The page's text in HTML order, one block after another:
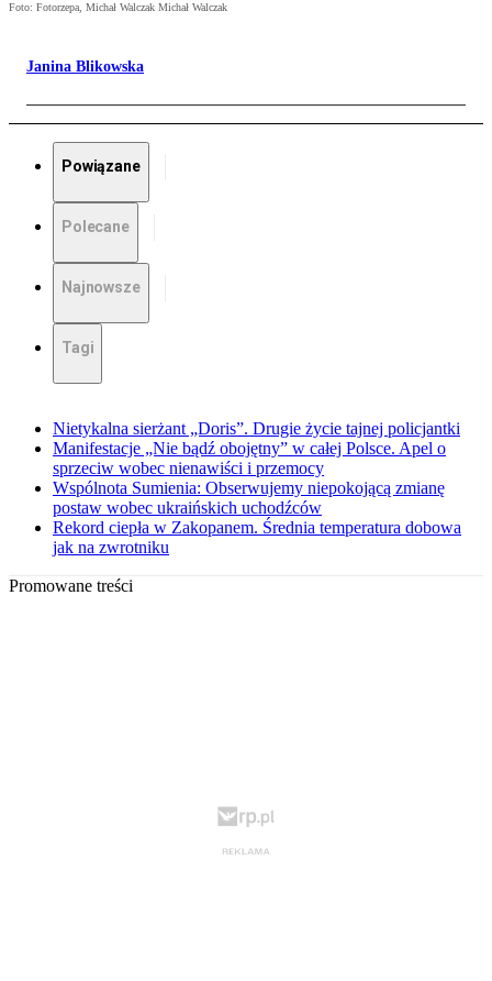
Foto: Fotorzepa, Michał Walczak Michał Walczak
Janina Blikowska
Powiązane
Polecane
Najnowsze
Tagi
Nietykalna sierżant „Doris”. Drugie życie tajnej policjantki
Manifestacje „Nie bądź obojętny” w całej Polsce. Apel o
sprzeciw wobec nienawiści i przemocy
Wspólnota Sumienia: Obserwujemy niepokojącą zmianę
postaw wobec ukraińskich uchodźców
Rekord ciepła w Zakopanem. Średnia temperatura dobowa
jak na zwrotniku
Promowane treści